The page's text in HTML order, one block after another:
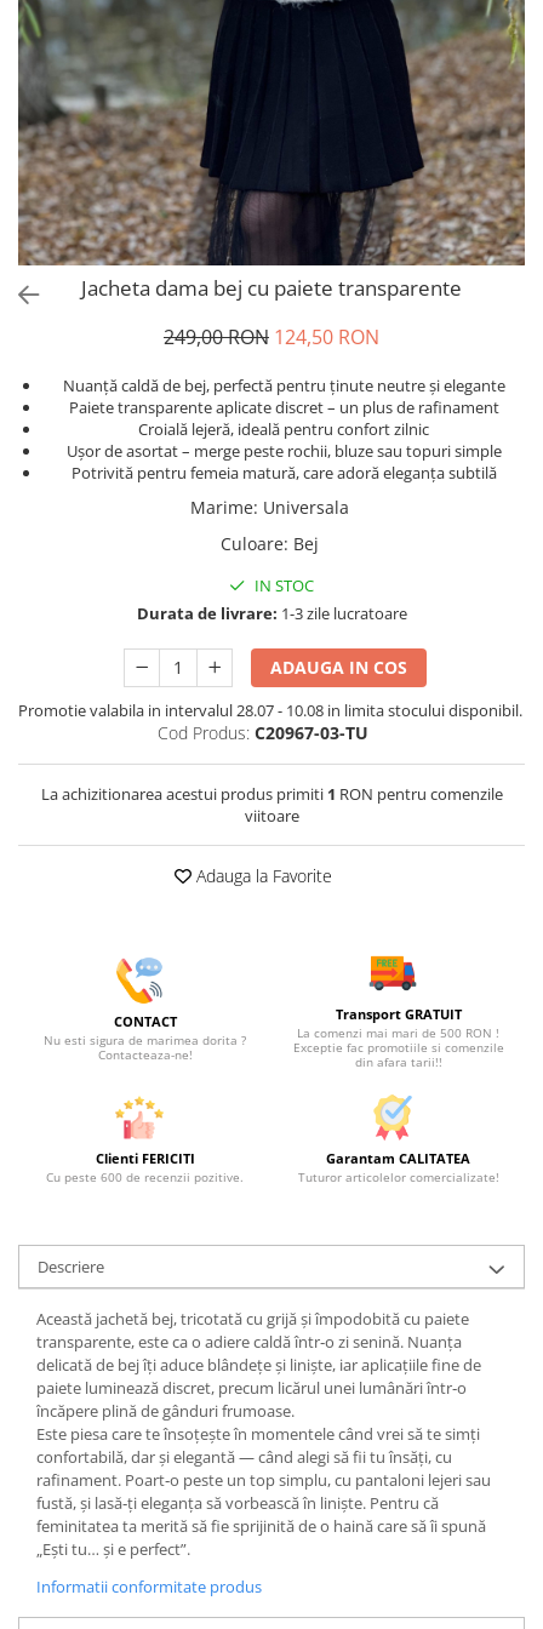
Tricouri si topuri
Rochii de eveniment
Jacheta dama bej cu paiete transparente
249,00 RON 124,50 RON
Nuanță caldă de bej, perfectă pentru ținute neutre și elegante
Paiete transparente aplicate discret – un plus de rafinament
Croială lejeră, ideală pentru confort zilnic
Ușor de asortat – merge peste rochii, bluze sau topuri simple
Potrivită pentru femeia matură, care adoră eleganța subtilă
Marime: Universala
Culoare: Bej
IN STOC
Durata de livrare: 1-3 zile lucratoare
ADAUGA IN COS
Promotie valabila in intervalul 28.07 - 10.08 in limita stocului disponibil.
Cod Produs: C20967-03-TU
La achizitionarea acestui produs primiti 1 RON pentru comenzile
viitoare
Adauga la Favorite
CONTACT
Nu esti sigura de marimea dorita ?
Contacteaza-ne!
Transport GRATUIT
La comenzi mai mari de 500 RON !
Exceptie fac promotiile si comenzile
din afara tarii!!
Clienti FERICITI
Cu peste 600 de recenzii pozitive.
Garantam CALITATEA
Tuturor articolelor comercializate!
Descriere
Această jachetă bej, tricotată cu grijă și împodobită cu paiete
transparente, este ca o adiere caldă într‑o zi senină. Nuanța
delicată de bej îți aduce blândeţe și liniște, iar aplicațiile fine de
paiete luminează discret, precum licărul unei lumânări într‑o
încăpere plină de gânduri frumoase.
Este piesa care te însoțește în momentele când vrei să te simți
confortabilă, dar și elegantă — când alegi să fii tu însăți, cu
rafinament. Poart‑o peste un top simplu, cu pantaloni lejeri sau
fustă, și lasă‑ți eleganța să vorbească în liniște. Pentru că
feminitatea ta merită să fie sprijinită de o haină care să îi spună
„Ești tu… și e perfect”.
Informatii conformitate produs